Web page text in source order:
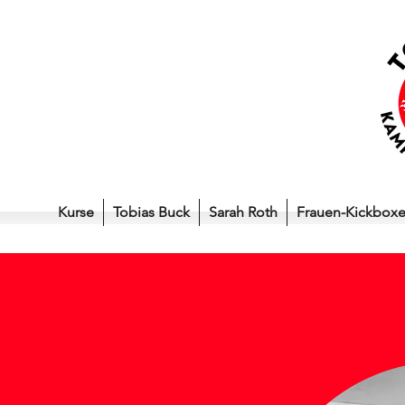
Kurse Tobias Buck Sarah Roth Frauen-